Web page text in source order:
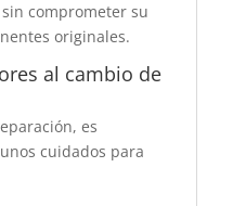
comprometer su
originales.
al cambio de
es
cuidados para